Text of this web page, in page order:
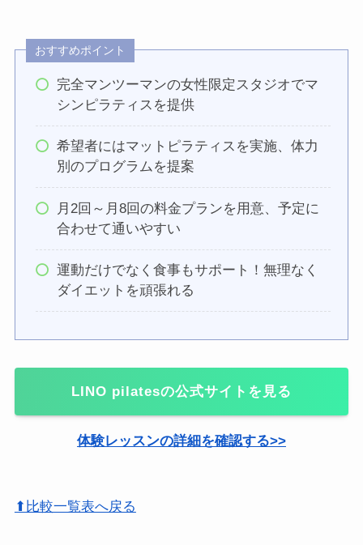
おすすめポイント
完全マンツーマンの女性限定スタジオでマ
シンピラティスを提供
希望者にはマットピラティスを実施、体力
別のプログラムを提案
月2回～月8回の料金プランを用意、予定に
合わせて通いやすい
運動だけでなく食事もサポート！無理なく
ダイエットを頑張れる
LINO pilatesの公式サイトを見る
体験レッスンの詳細を確認する>>
⬆比較一覧表へ戻る